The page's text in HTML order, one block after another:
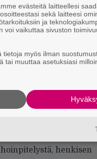
kohukeikan kulisseista –
sillä osapuolet
henkisen
evästeitä laitteellesi
sekä laitteesi
ja
voi vaikuttaa sivuston
myös ilman
tai muuttaa asetuksiasi